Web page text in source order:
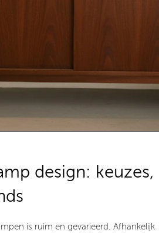
design: keuzes,
is ruim en gevarieerd. Afhankelijk